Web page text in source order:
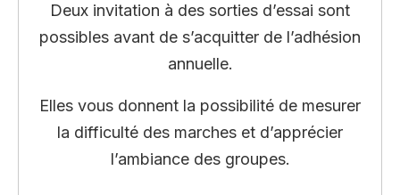
Deux invitation à des sorties d’essai sont
possibles avant de s’acquitter de l’adhésion
annuelle.
Elles vous donnent la possibilité de mesurer
la difficulté des marches et d’apprécier
l’ambiance des groupes.